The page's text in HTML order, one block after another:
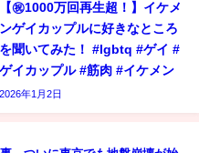
【㊗️1000万回再生超！】イケメ
ンゲイカップルに好きなところ
を聞いてみた！ #lgbtq #ゲイ #
ゲイカップル #筋肉 #イケメン
2026年1月2日